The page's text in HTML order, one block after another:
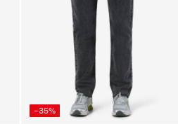
-35%